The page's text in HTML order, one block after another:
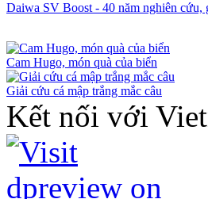
Daiwa SV Boost - 40 năm nghiên cứu,
Cam Hugo, món quà của biển
Giải cứu cá mập trắng mắc câu
Kết nối với